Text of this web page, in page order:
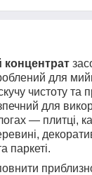
концентрат
для
чистоту та
для
— плитці,
паркеті.